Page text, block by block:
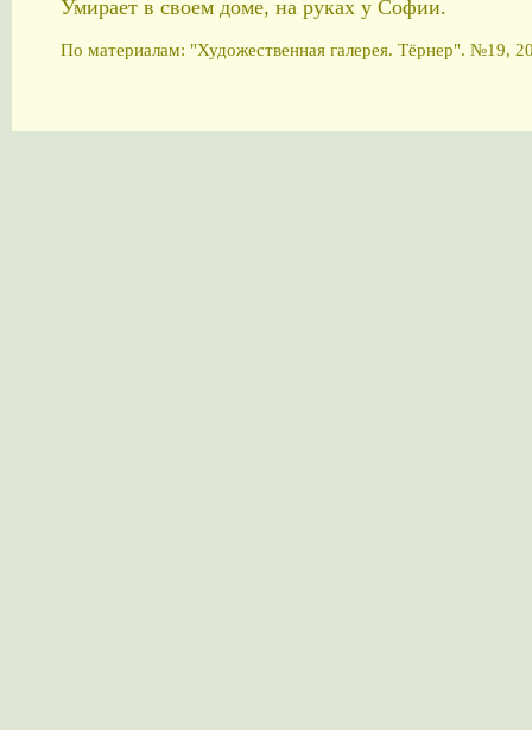
Умирает в своем доме, на руках у Софии.
По материалам: "Художественная галерея. Тёрнер". №19,